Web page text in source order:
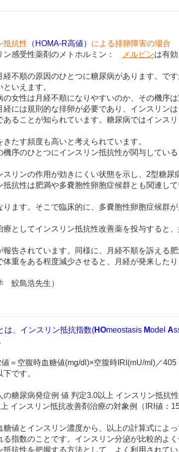
抵抗性 （HOMA-R高値） による排卵障害の場合
ン感受性薬剤のメトホルミン：
メルビンは有効
経不順の原因のひとつに糖尿病があります。で
いえます。
の女性は月経不順になりやすいのか、その機序
経には規則的な排卵が必要であり、インスリン
あることが知られています。糖尿病ではインス
きたす頻度も高いと考えられています。
機序のひとつにインスリン抵抗性が関与してい
スリンの作用が効きにくい状態を示し、2型糖尿
抵抗性は肥満や多嚢胞性卵胞症候群とも関連し
ります。そこで臨床的に、多嚢胞性卵胞症候群
療としてインスリン抵抗性改善薬を投与すると
報告されています。同様に、月経不順を訴える
体重をある程度減少させると、月経が発来した
学 鮫島浩先生）
は、インスリン抵抗指数(HOmeostasis Model A
値＝空腹時血糖値(mg/dl)×空腹時IRI(mU/ml)／
以下です。
の糖尿病発症例 値 判定3.0以上 インスリン抵抗
上 インスリン抵抗改善剤治療の対象例（IRI値：
糖値とインスリン濃度から、以上の計算式によ
る指数のことです。インスリン分泌が比較的よ
抵抗性を把握する方法として、よく利用されて